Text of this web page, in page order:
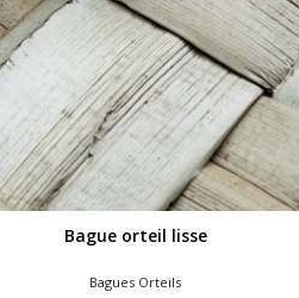
Bague orteil lisse
Bagues Orteils